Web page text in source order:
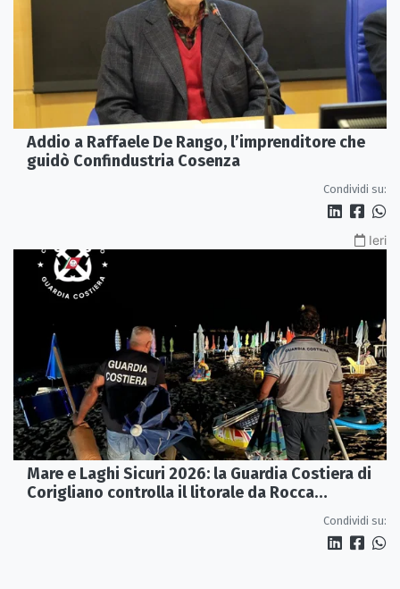
Addio a Raffaele De Rango, l’imprenditore che
guidò Confindustria Cosenza
Condividi su:
Ieri
Mare e Laghi Sicuri 2026: la Guardia Costiera di
Corigliano controlla il litorale da Rocca
Condividi su: